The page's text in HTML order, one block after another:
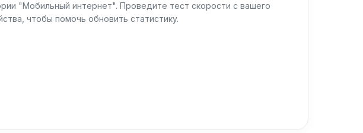
"Мобильный интернет". Проведите тест скорости с вашего
чтобы помочь обновить статистику.